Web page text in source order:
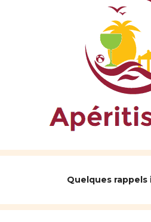
Quelques